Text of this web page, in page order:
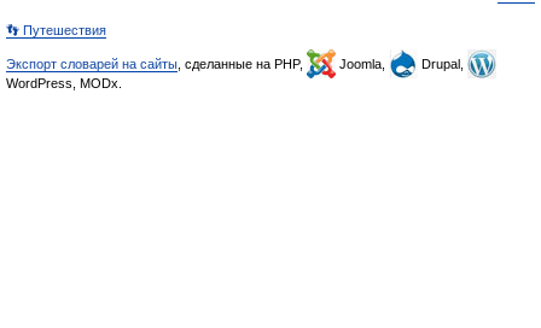
👣 Путешествия
Экспорт словарей на сайты , сделанные на PHP, Joomla,
Drupal,
WordPress, MODx.